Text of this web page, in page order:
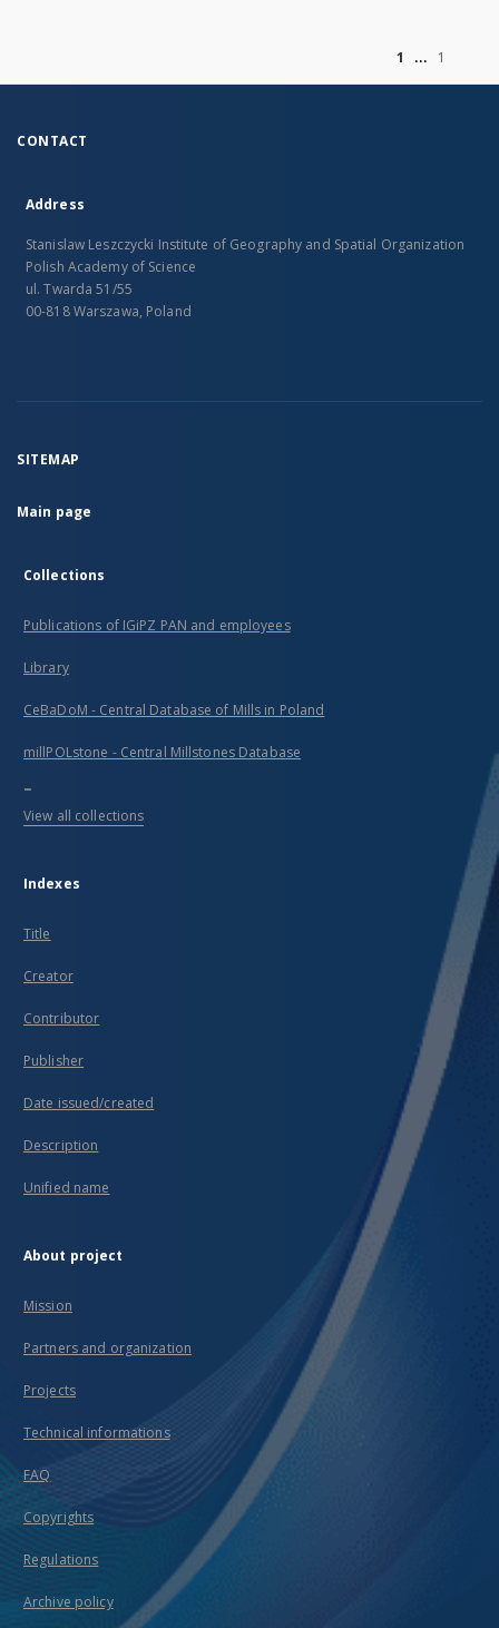
1
1
CONTACT
Address
Stanislaw Leszczycki Institute of Geography and Spatial Organization
Polish Academy of Science
ul. Twarda 51/55
00-818 Warszawa, Poland
SITEMAP
Main page
Collections
Publications of IGiPZ PAN and employees
Library
CeBaDoM - Central Database of Mills in Poland
millPOLstone - Central Millstones Database
...
View all collections
Indexes
Title
Creator
Contributor
Publisher
Date issued/created
Description
Unified name
About project
Mission
Partners and organization
Projects
Technical informations
FAQ
Copyrights
Regulations
Archive policy